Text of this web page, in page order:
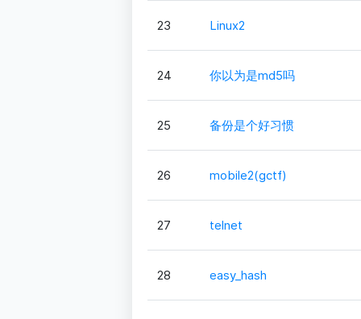
23 Linux2
24 你以为是md5吗
25 备份是个好习惯
26 mobile2(gctf)
27 telnet
28 easy_hash